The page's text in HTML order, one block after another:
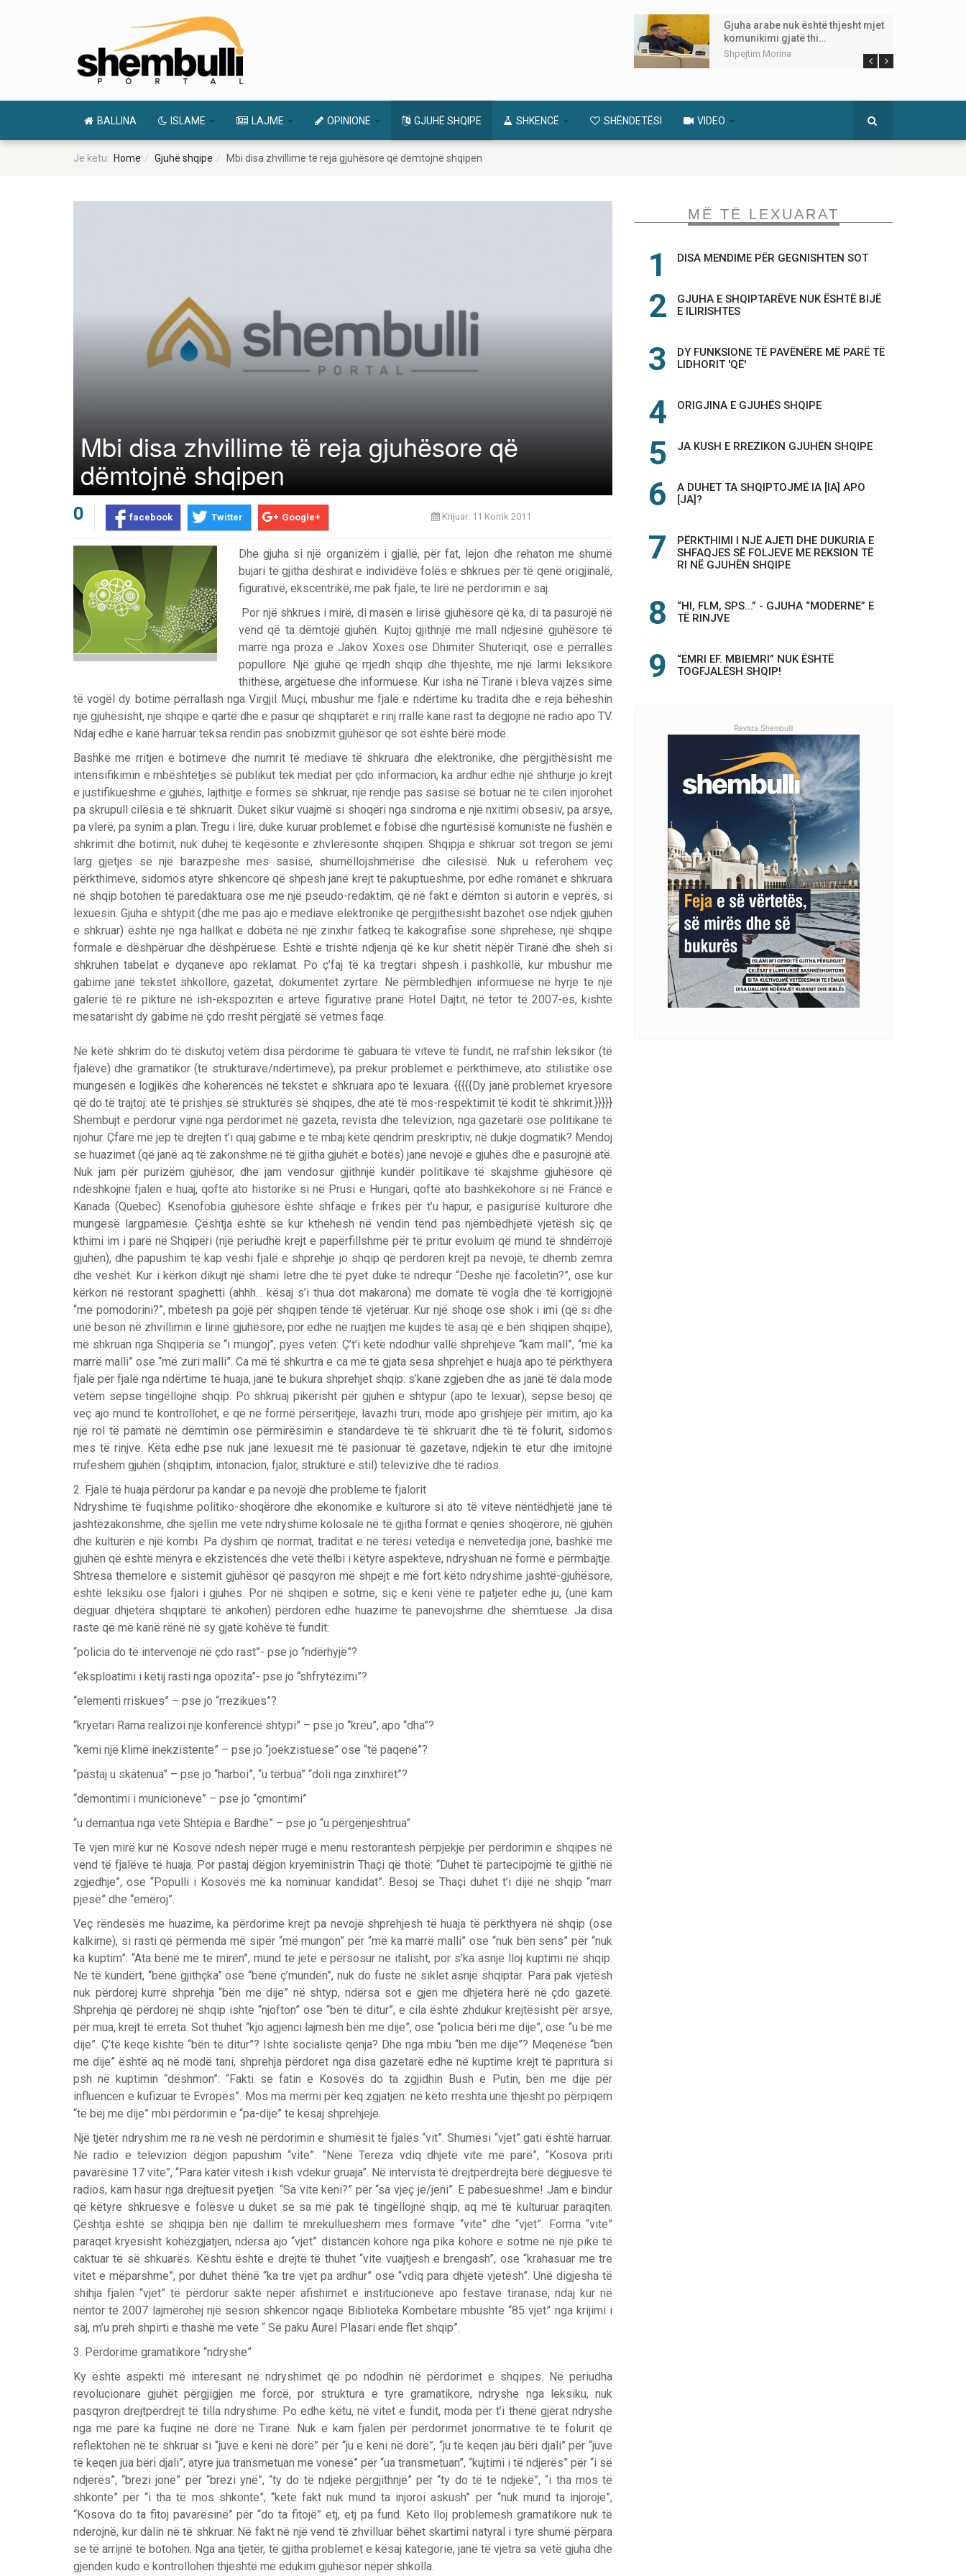
Gjuha arabe nuk është thjesht mjet
komunikimi gjatë thi…
Shpejtim Morina
BALLINA ISLAME LAJME OPINIONE GJUHË SHQIPE SHKENCË SHËNDETËSI VIDEO
Je ketu: Home Gjuhë shqipe Mbi disa zhvillime të reja gjuhësore që dëmtojnë shqipen
Mbi disa zhvillime të reja gjuhësore që
dëmtojnë shqipen
0 facebook Twitter Google+ Krijuar: 11 Korrik 2011
Dhe gjuha si një organizëm i gjallë, për fat, lejon dhe rehaton me shumë
bujari të gjitha dëshirat e individëve folës e shkrues për të qenë origjinalë,
figurativë, ekscentrikë, me pak fjalë, të lirë në përdorimin e saj.
Por një shkrues i mirë, di masën e lirisë gjuhësore që ka, di ta pasurojë në
vend që ta dëmtojë gjuhën. Kujtoj gjithnjë me mall ndjesinë gjuhësore të
marrë nga proza e Jakov Xoxes ose Dhimitër Shuteriqit, ose e përrallës
popullore. Një gjuhë që rrjedh shqip dhe thjeshtë, me një larmi leksikore
thithëse, argëtuese dhe informuese. Kur isha në Tiranë i bleva vajzës sime
të vogël dy botime përrallash nga Virgjil Muçi, mbushur me fjalë e ndërtime ku tradita dhe e reja bëheshin
një gjuhësisht, një shqipe e qartë dhe e pasur që shqiptarët e rinj rrallë kanë rast ta dëgjojnë në radio apo TV.
Ndaj edhe e kanë harruar teksa rendin pas snobizmit gjuhësor që sot është bërë modë.
Bashkë me rritjen e botimeve dhe numrit të mediave të shkruara dhe elektronike, dhe përgjithësisht me
intensifikimin e mbështetjes së publikut tek mediat për çdo informacion, ka ardhur edhe një shthurje jo krejt
e justifikueshme e gjuhës, lajthitje e formës së shkruar, një rendje pas sasisë së botuar në të cilën injorohet
pa skrupull cilësia e të shkruarit. Duket sikur vuajmë si shoqëri nga sindroma e një nxitimi obsesiv, pa arsye,
pa vlerë, pa synim a plan. Tregu i lirë, duke kuruar problemet e fobisë dhe ngurtësisë komuniste në fushën e
shkrimit dhe botimit, nuk duhej të keqësonte e zhvlerësonte shqipen. Shqipja e shkruar sot tregon se jemi
larg gjetjes së një barazpeshe mes sasisë, shumëllojshmërisë dhe cilësisë. Nuk u referohem veç
përkthimeve, sidomos atyre shkencore që shpesh janë krejt të pakuptueshme, por edhe romanet e shkruara
në shqip botohen të paredaktuara ose me një pseudo-redaktim, që në fakt e dëmton si autorin e veprës, si
lexuesin. Gjuha e shtypit (dhe më pas ajo e mediave elektronike që përgjithësisht bazohet ose ndjek gjuhën
e shkruar) është një nga hallkat e dobëta në një zinxhir fatkeq të kakografisë sonë shprehëse, një shqipe
formale e dëshpëruar dhe dëshpëruese. Është e trishtë ndjenja që ke kur shëtit nëpër Tiranë dhe sheh si
shkruhen tabelat e dyqaneve apo reklamat. Po ç’faj të ka tregtari shpesh i pashkollë, kur mbushur me
gabime janë tekstet shkollore, gazetat, dokumentet zyrtare. Në përmbledhjen informuese në hyrje të një
galerie të re pikture në ish-ekspozitën e arteve figurative pranë Hotel Dajtit, në tetor të 2007-ës, kishte
mesatarisht dy gabime në çdo rresht përgjatë së vetmes faqe.
Në këtë shkrim do të diskutoj vetëm disa përdorime të gabuara të viteve të fundit, në rrafshin leksikor (të
fjalëve) dhe gramatikor (të strukturave/ndërtimeve), pa prekur problemet e përkthimeve, ato stilistike ose
mungesën e logjikës dhe koherencës në tekstet e shkruara apo të lexuara. {{{{{Dy janë problemet kryesore
që do të trajtoj: atë të prishjes së strukturës së shqipes, dhe atë të mos-respektimit të kodit të shkrimit.}}}}}
Shembujt e përdorur vijnë nga përdorimet në gazeta, revista dhe televizion, nga gazetarë ose politikanë të
njohur. Çfarë më jep të drejtën t’i quaj gabime e të mbaj këtë qëndrim preskriptiv, në dukje dogmatik? Mendoj
se huazimet (që janë aq të zakonshme në të gjitha gjuhët e botës) janë nevojë e gjuhës dhe e pasurojnë atë.
Nuk jam për purizëm gjuhësor, dhe jam vendosur gjithnjë kundër politikave të skajshme gjuhësore që
ndëshkojnë fjalën e huaj, qoftë ato historike si në Prusi e Hungari, qoftë ato bashkëkohore si në Francë e
Kanada (Quebec). Ksenofobia gjuhësore është shfaqje e frikës për t’u hapur, e pasigurisë kulturore dhe
mungesë largpamësie. Çështja është se kur kthehesh në vendin tënd pas njëmbëdhjetë vjetësh siç qe
kthimi im i parë në Shqipëri (një periudhë krejt e papërfillshme për të pritur evoluim që mund të shndërrojë
gjuhën), dhe papushim të kap veshi fjalë e shprehje jo shqip që përdoren krejt pa nevojë, të dhemb zemra
dhe veshët. Kur i kërkon dikujt një shami letre dhe të pyet duke të ndrequr “Deshe një facoletin?”, ose kur
kërkon në restorant spaghetti (ahhh… kësaj s’i thua dot makarona) me domate të vogla dhe të korrigjojnë
“me pomodorini?”, mbetesh pa gojë për shqipen tënde të vjetëruar. Kur një shoqe ose shok i imi (që si dhe
unë beson në zhvillimin e lirinë gjuhësore, por edhe në ruajtjen me kujdes të asaj që e bën shqipen shqipe),
më shkruan nga Shqipëria se “i mungoj”, pyes veten: Ç’t’i ketë ndodhur vallë shprehjeve “kam mall”, “më ka
marrë malli” ose “më zuri malli”. Ca më të shkurtra e ca më të gjata sesa shprehjet e huaja apo të përkthyera
fjalë për fjalë nga ndërtime të huaja, janë të bukura shprehjet shqip: s’kanë zgjeben dhe as janë të dala mode
vetëm sepse tingëllojnë shqip. Po shkruaj pikërisht për gjuhën e shtypur (apo të lexuar), sepse besoj që
veç ajo mund të kontrollohet, e që në formë përsëritjeje, lavazhi truri, mode apo grishjeje për imitim, ajo ka
një rol të pamatë në dëmtimin ose përmirësimin e standardeve të të shkruarit dhe të të folurit, sidomos
mes të rinjve. Këta edhe pse nuk janë lexuesit më të pasionuar të gazetave, ndjekin të etur dhe imitojnë
rrufeshëm gjuhën (shqiptim, intonacion, fjalor, strukturë e stil) televizive dhe të radios.
2. Fjalë të huaja përdorur pa kandar e pa nevojë dhe probleme të fjalorit
Ndryshime të fuqishme politiko-shoqërore dhe ekonomike e kulturore si ato të viteve nëntëdhjetë janë të
jashtëzakonshme, dhe sjellin me vete ndryshime kolosale në të gjitha format e qenies shoqërore, në gjuhën
dhe kulturën e një kombi. Pa dyshim që normat, traditat e në tërësi vetëdija e nënvetëdija jonë, bashkë me
gjuhën që është mënyra e ekzistencës dhe vetë thelbi i këtyre aspekteve, ndryshuan në formë e përmbajtje.
Shtresa themelore e sistemit gjuhësor që pasqyron më shpejt e më fort këto ndryshime jashtë-gjuhësore,
është leksiku ose fjalori i gjuhës. Por në shqipen e sotme, siç e keni vënë re patjetër edhe ju, (unë kam
dëgjuar dhjetëra shqiptarë të ankohen) përdoren edhe huazime të panevojshme dhe shëmtuese. Ja disa
raste që më kanë rënë në sy gjatë kohëve të fundit:
“policia do të intervenojë në çdo rast”- pse jo “ndërhyjë”?
“eksploatimi i këtij rasti nga opozita”- pse jo “shfrytëzimi”?
“elementi rriskues” – pse jo “rrezikues”?
“kryetari Rama realizoi një konferencë shtypi” – pse jo “kreu”, apo “dha”?
“kemi një klimë inekzistente” – pse jo “joekzistuese” ose “të paqenë”?
“pastaj u skatenua” – pse jo “harboi”, “u tërbua” “doli nga zinxhirët”?
“demontimi i municioneve” – pse jo “çmontimi”
“u demantua nga vetë Shtëpia e Bardhë” – pse jo “u përgënjeshtrua”
Të vjen mirë kur në Kosovë ndesh nëpër rrugë e menu restorantesh përpjekje për përdorimin e shqipes në
vend të fjalëve të huaja. Por pastaj dëgjon kryeministrin Thaçi që thotë: “Duhet të partecipojmë të gjithë në
zgjedhje”, ose “Populli i Kosovës më ka nominuar kandidat”. Besoj se Thaçi duhet t’i dijë në shqip “marr
pjesë” dhe “emëroj”.
Veç rëndesës me huazime, ka përdorime krejt pa nevojë shprehjesh të huaja të përkthyera në shqip (ose
kalkime), si rasti që përmenda më sipër “më mungon” për “më ka marrë malli” ose “nuk bën sens” për “nuk
ka kuptim”. “Ata bënë më të mirën”, mund të jetë e përsosur në italisht, por s’ka asnjë lloj kuptimi në shqip.
Në të kundërt, “bënë gjithçka” ose “bënë ç’mundën”, nuk do fuste në siklet asnjë shqiptar. Para pak vjetësh
nuk përdorej kurrë shprehja “bën me dije” në shtyp, ndërsa sot e gjen me dhjetëra herë në çdo gazetë.
Shprehja që përdorej në shqip ishte “njofton” ose “bën të ditur”, e cila është zhdukur krejtësisht për arsye,
për mua, krejt të errëta. Sot thuhet “kjo agjenci lajmesh bën me dije”, ose “policia bëri me dije”, ose “u bë me
dije”. Ç’të keqe kishte “bën të ditur”? Ishte socialiste qenja? Dhe nga mbiu “bën me dije”? Meqenëse “bën
me dije” është aq në modë tani, shprehja përdoret nga disa gazetarë edhe në kuptime krejt të papritura si
psh në kuptimin “dëshmon”: “Fakti se fatin e Kosovës do ta zgjidhin Bush e Putin, bën me dije për
influencën e kufizuar të Evropës”. Mos ma merrni për keq zgjatjen: në këto rreshta unë thjesht po përpiqem
“të bëj me dije” mbi përdorimin e “pa-dije” të kësaj shprehjeje.
Një tjetër ndryshim më ra në vesh në përdorimin e shumësit të fjalës “vit”. Shumësi “vjet” gati është harruar.
Në radio e televizion dëgjon papushim “vite”. “Nënë Tereza vdiq dhjetë vite më parë”, “Kosova priti
pavarësinë 17 vite”, “Para katër vitesh i kish vdekur gruaja”. Në intervista të drejtpërdrejta bërë dëgjuesve të
radios, kam hasur nga drejtuesit pyetjen: “Sa vite keni?” për “sa vjeç je/jeni”. E pabesueshme! Jam e bindur
që këtyre shkruesve e folësve u duket se sa më pak të tingëllojnë shqip, aq më të kulturuar paraqiten.
Çështja është se shqipja bën një dallim të mrekullueshëm mes formave “vite” dhe “vjet”. Forma “vite”
paraqet kryesisht kohëzgjatjen, ndërsa ajo “vjet” distancën kohore nga pika kohore e sotme në një pikë të
caktuar të së shkuarës. Kështu është e drejtë të thuhet “vite vuajtjesh e brengash”, ose “krahasuar me tre
vitet e mëparshme”, por duhet thënë “ka tre vjet pa ardhur” ose “vdiq para dhjetë vjetësh”. Unë digjesha të
shihja fjalën “vjet” të përdorur saktë nëpër afishimet e institucioneve apo festave tiranase, ndaj kur në
nëntor të 2007 lajmërohej një sesion shkencor ngaqë Biblioteka Kombëtare mbushte “85 vjet” nga krijimi i
saj, m’u preh shpirti e thashë me vete “ Së paku Aurel Plasari ende flet shqip”.
3. Përdorime gramatikore “ndryshe”
Ky është aspekti më interesant në ndryshimet që po ndodhin në përdorimet e shqipes. Në periudha
revolucionare gjuhët përgjigjen me forcë, por struktura e tyre gramatikore, ndryshe nga leksiku, nuk
pasqyron drejtpërdrejt të tilla ndryshime. Po edhe këtu, në vitet e fundit, moda për t’i thënë gjërat ndryshe
nga më parë ka fuqinë në dorë në Tiranë. Nuk e kam fjalën për përdorimet jonormative të të folurit që
reflektohen në të shkruar si “juve e keni në dorë” për “ju e keni në dorë”, “ju të keqen jau bëri djali” për “juve
të keqen jua bëri djali”, atyre jua transmetuan me vonesë” për “ua transmetuan”, “kujtimi i të ndjerës” për “i së
ndjerës”, “brezi jonë” për “brezi ynë”, “ty do të ndjekë përgjithnjë” për “ty do të të ndjekë”, “i tha mos të
shkonte” për “i tha të mos shkonte”, “këtë fakt nuk mund ta injoroi askush” për “nuk mund ta injorojë”,
“Kosova do ta fitoj pavarësinë” për “do ta fitojë” etj, etj pa fund. Këto lloj problemesh gramatikore nuk të
nderojnë, kur dalin në të shkruar. Në fakt në një vend të zhvilluar bëhet skartimi natyral i tyre shumë përpara
se të arrijnë të botohen. Nga ana tjetër, të gjitha problemet e kësaj kategorie, janë të vjetra sa vetë gjuha dhe
gjenden kudo e kontrollohen thjeshtë me edukim gjuhësor nëpër shkolla.
MË TË LEXUARAT
DISA MENDIME PËR GEGNISHTEN SOT
GJUHA E SHQIPTARËVE NUK ËSHTË BIJË
E ILIRISHTES
DY FUNKSIONE TË PAVËNËRE MË PARË TË
LIDHORIT 'QË'
ORIGJINA E GJUHËS SHQIPE
JA KUSH E RREZIKON GJUHËN SHQIPE
A DUHET TA SHQIPTOJMË IA [IA] APO
[JA]?
PËRKTHIMI I NJË AJETI DHE DUKURIA E
SHFAQJES SË FOLJEVE ME REKSION TË
RI NË GJUHËN SHQIPE
“HI, FLM, SPS...” - GJUHA “MODERNE” E
TË RINJVE
“EMRI EF. MBIEMRI” NUK ËSHTË
TOGFJALËSH SHQIP!
Revista Shembulli